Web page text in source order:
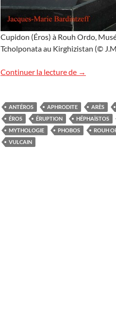
Cupidon (Éros) à Rouh Ordo,
Tcholponata au Kirghizistan (©
Continuer la lecture de « Il est des
→
ANTÉROS APHRODITE ARÈS
ÉROS
ÉRUPTION HÉPHAÏSTOS
MYTHOLOGIE
PHOBOS ROUH
VULCAIN